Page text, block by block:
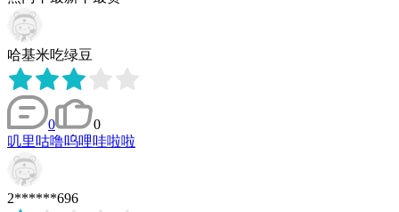
哈基米吃绿豆
0
0
叽里咕噜呜哩哇啦啦
2******696